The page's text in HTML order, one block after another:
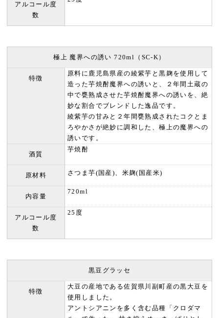
アルコール度
数
極上 魔界への誘い 720ml（SC-K）
特徴
原料に鹿児島県産の綾紫芋と黒麹を使用して
造った芋焼酎魔界への誘いと、２年間土蔵の
中で甕熟成させた芋焼酎魔界への誘いを、絶
妙な割合でブレンドした逸品です。
綾紫芋の甘みと２年間甕熟成されたコクとま
ろやかさが絶妙に調和した、極上の魔界への
誘いです。
酒質
芋焼酎
原材料 さつま芋(国産)、米麹(国産米)
内容量
720ml
アルコール度
数
25度
黒豆グラッセ
特徴
大豆の産地である佐賀県川副町産の黒大豆を
使用しました。
アントシアニンを多く含む品種「クロダマ